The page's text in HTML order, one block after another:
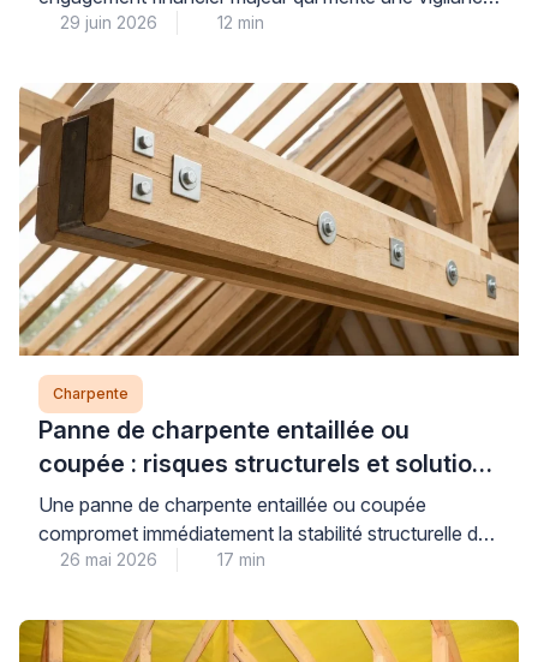
particulière sur l’état de la charpente, élément
classiques. Pour votre sérénité, faire intervenir un
professionnel qualifié avant la signature définitive
constitue la meilleure protection contre les vices
cachés structurels, même lorsque les combles sont
aménagés. Cette […]
29 juin 2026 12 min
Charpente
Panne de charpente entaillée ou
coupée : risques structurels et solutions
de renfort (moisage, remplacement)
Une panne de charpente entaillée ou coupée
compromet immédiatement la stabilité structurelle de
votre toiture : face à ce risque réel, seul un
correctement dimensionné ou remplacement)
garantit la sécurité durable de votre habitation. Les
26 mai 2026 17 min